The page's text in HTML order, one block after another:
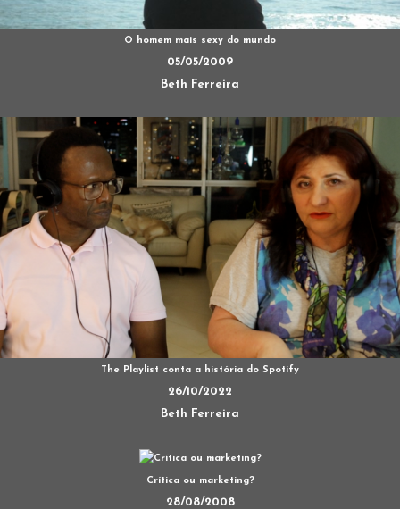
O homem mais sexy do mundo
05/05/2009
Beth Ferreira
The Playlist conta a história do Spotify
26/10/2022
Beth Ferreira
Crítica ou marketing?
28/08/2008